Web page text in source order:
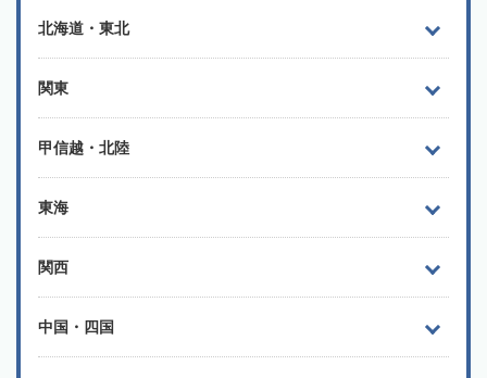
北海道・東北
関東
甲信越・北陸
東海
関西
中国・四国